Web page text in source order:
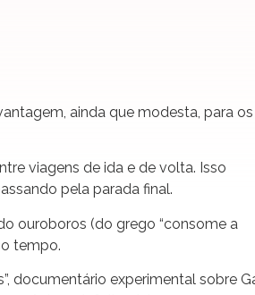
ainda que modesta, para os
viagens de ida e de volta. Isso
pela parada final.
ouroboros (do grego “consome a
tempo.
documentário experimental sobre